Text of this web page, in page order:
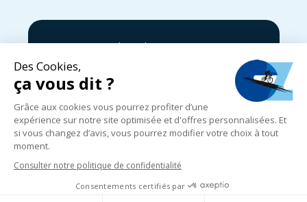
5 rue Yvonne Edmond Foinant,
03 24 52 05 87
Suivez nous sur Facebook !
Mentions légales|Politique de confidentialité
et retours|CGV|© 2024-2025 Cycles Zanet
Graphik Impact